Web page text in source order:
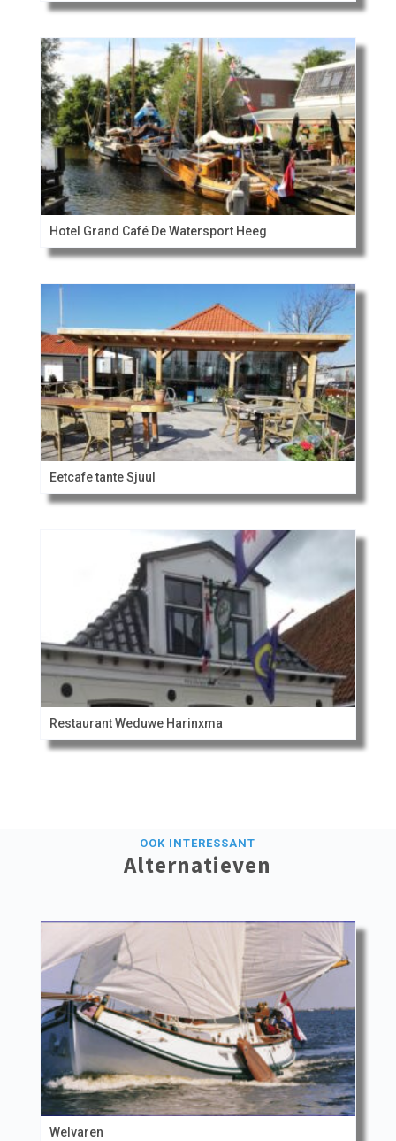
Hotel Grand Café De Watersport Heeg
Eetcafe tante Sjuul
Restaurant Weduwe Harinxma
OOK INTERESSANT
Alternatieven
Welvaren